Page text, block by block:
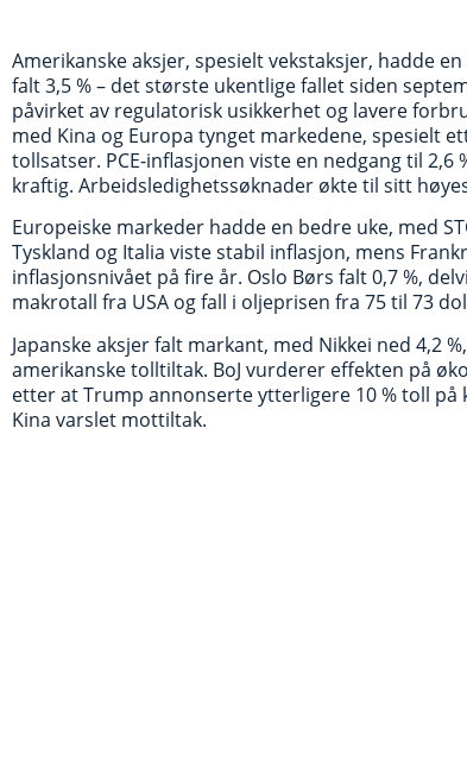
Amerikanske aksjer, spesielt vekstaksjer, hadde
falt 3,5 % – det største ukentlige fallet siden
påvirket av regulatorisk usikkerhet og lavere
med Kina og Europa tynget markedene, spesielt
tollsatser. PCE-inflasjonen viste en nedgang til
kraftig. Arbeidsledighetssøknader økte til sitt
Europeiske markeder hadde en bedre uke, med
Tyskland og Italia viste stabil inflasjon, mens
inflasjonsnivået på fire år. Oslo Børs falt 0,7 %,
makrotall fra USA og fall i oljeprisen fra 75 til 73
Japanske aksjer falt markant, med Nikkei ned 4,2
amerikanske tolltiltak. BoJ vurderer effekten på
etter at Trump annonserte ytterligere 10 % toll på
Kina varslet mottiltak.